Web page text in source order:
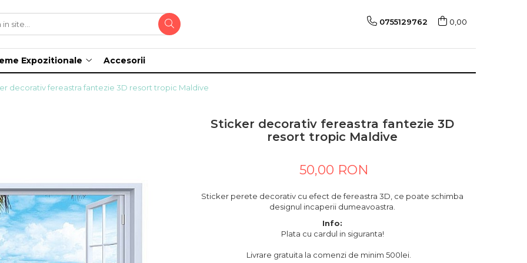
0755129762 0,00
Expozitionale Accesorii
decorativ fereastra fantezie 3D resort tropic Maldive
Sticker decorativ fereastra fantezie 3D
resort tropic Maldive
50,00 RON
Sticker perete decorativ cu efect de fereastra 3D, ce poate schimba
designul incaperii dumeavoastra.
Info:
Plata cu cardul in siguranta!
Livrare gratuita la comenzi de minim 500lei.